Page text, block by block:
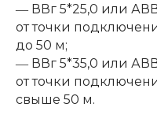
― ВВг 5*25,0 или
от точки
до 50 м;
― ВВг 5*35,0 или
от точки
свыше 50 м.